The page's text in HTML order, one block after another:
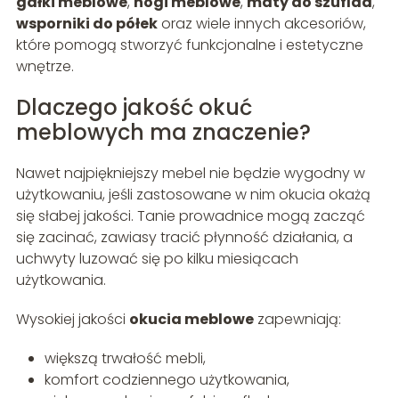
wsporniki do półekoraz wiele innych akcesoriów,
które pomogą stworzyć funkcjonalne i estetyczne
wnętrze.
Dlaczego jakość okuć
meblowych ma znaczenie?
Nawet najpiękniejszy mebel nie będzie wygodny w
użytkowaniu, jeśli zastosowane w nim okucia okażą
się słabej jakości. Tanie prowadnice mogą zacząć
się zacinać, zawiasy tracić płynność działania, a
uchwyty luzować się po kilku miesiącach
użytkowania.
Wysokiej jakości okucia meblowezapewniają:
większą trwałość mebli,
komfort codziennego użytkowania,